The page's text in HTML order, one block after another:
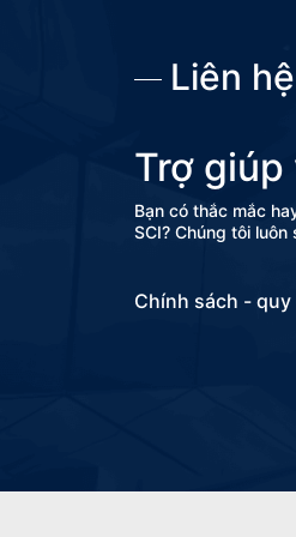
Liên
Trợ giúp
Bạn có thắc mắc
SCI? Chúng tôi
Chính sách - quy